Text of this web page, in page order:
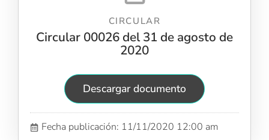
CIRCULAR
Circular 00026 del 31 de agosto de
2020
Descargar documento
Fecha publicación: 11/11/2020 12:00 am